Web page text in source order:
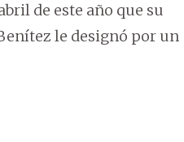
de este año que su
le designó por un